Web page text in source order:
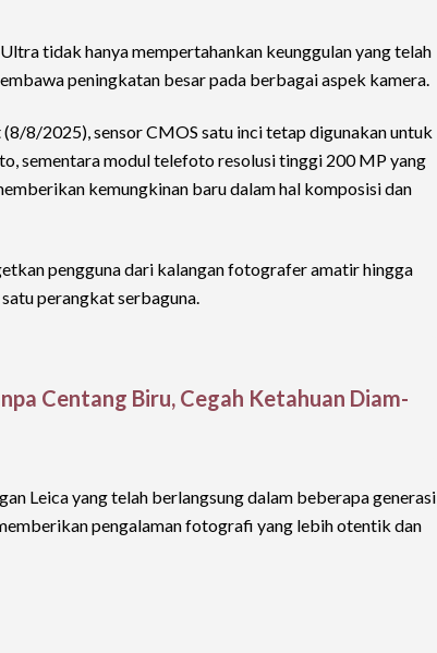
tidak hanya mempertahankan keunggulan yang telah
peningkatan besar pada berbagai aspek kamera.
8/2025), sensor CMOS satu inci tetap digunakan untuk
sementara modul telefoto resolusi tinggi 200 MP yang
kemungkinan baru dalam hal komposisi dan
pengguna dari kalangan fotografer amatir hingga
perangkat serbaguna.
Centang Biru, Cegah Ketahuan Diam-
Leica yang telah berlangsung dalam beberapa generasi
pengalaman fotografi yang lebih otentik dan